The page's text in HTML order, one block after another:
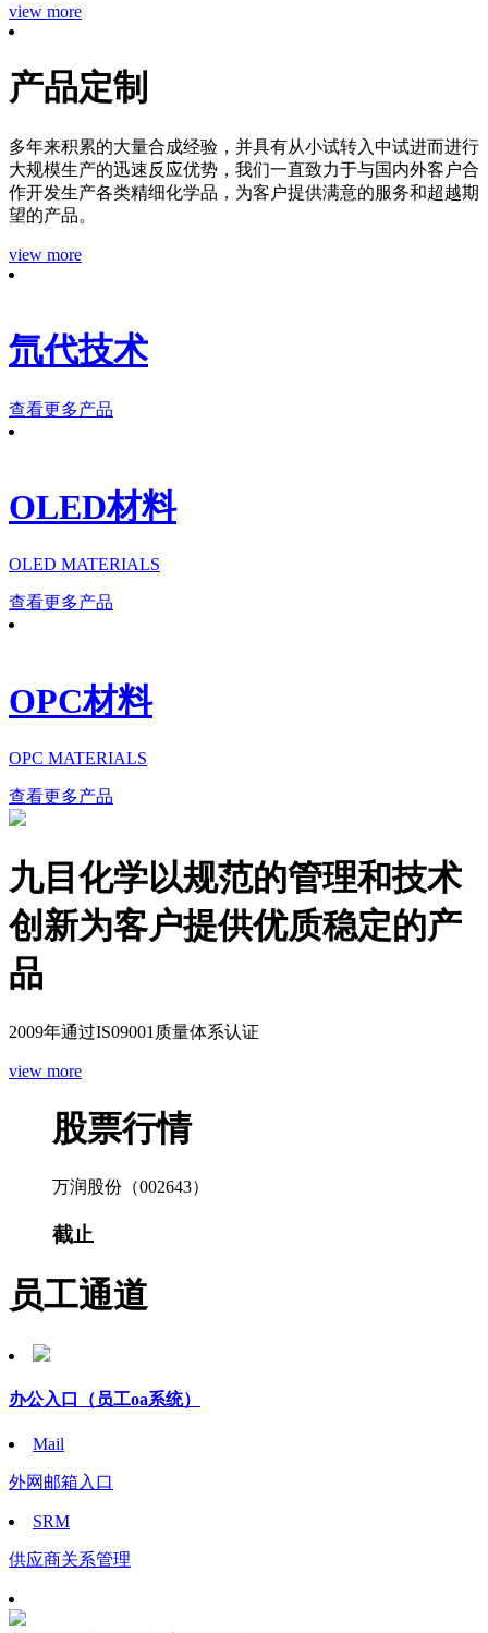
view more
产品定制
多年来积累的大量合成经验，并具有从小试转入中试进而进行
大规模生产的迅速反应优势，我们一直致力于与国内外客户合
作开发生产各类精细化学品，为客户提供满意的服务和超越期
望的产品。
view more
氘代技术
查看更多产品
OLED材料
OLED MATERIALS
查看更多产品
OPC材料
OPC MATERIALS
查看更多产品
九目化学以规范的管理和技术
创新为客户提供优质稳定的产
品
2009年通过IS09001质量体系认证
view more
股票行情
万润股份（002643）
截止
员工通道
办公入口 （员工oa系统）
Mail
外网邮箱入口
SRM
供应商关系管理